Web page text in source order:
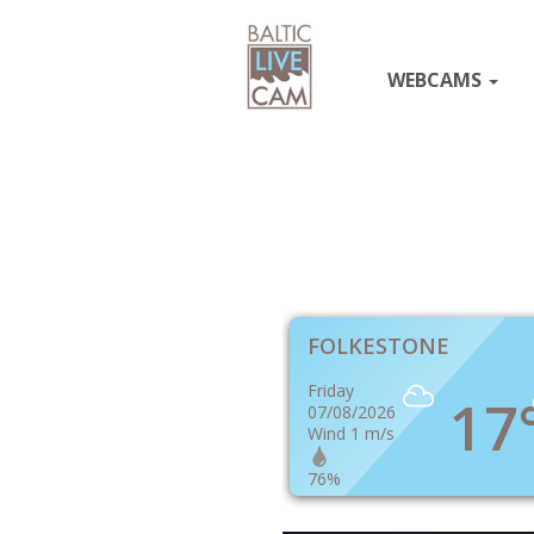
WEBCAMS
FOLKESTONE
Friday
07/08/2026
Wind 1 m/s
76%